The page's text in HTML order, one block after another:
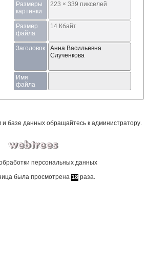
Размеры
картинки
223 × 339 пикселей
Размер
файла
14 Кбайт
Заголовок
Анна Васильевна
Слученкова
Имя
файла
и базе данных обращайтесь к администратору.
персональных данных
была просмотрена 18раза.